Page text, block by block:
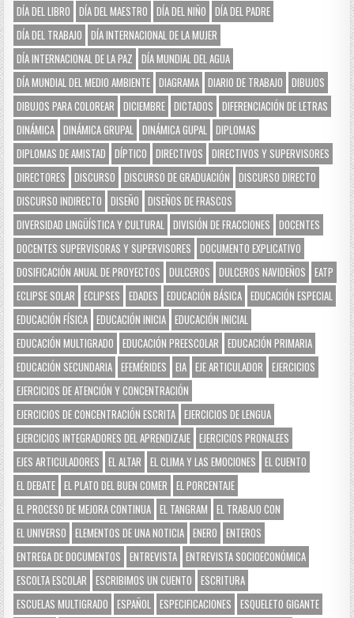
DÍA DEL LIBRO
DÍA DEL MAESTRO DÍA DEL NIÑO
DÍA DEL PADRE
DÍA DEL TRABAJO
DÍA INTERNACIONAL DE LA MUJER
DÍA INTERNACIONAL DE LA PAZ
DÍA MUNDIAL DEL AGUA
DÍA MUNDIAL DEL MEDIO AMBIENTE DIAGRAMA DIARIO DE TRABAJO
DIBUJOS
DIBUJOS PARA COLOREAR
DICIEMBRE DICTADOS
DIFERENCIACIÓN DE LETRAS
DINÁMICA DINÁMICA GRUPAL DINÁMICA GUPAL
DIPLOMAS
DIPLOMAS DE AMISTAD
DÍPTICO DIRECTIVOS
DIRECTIVOS Y SUPERVISORES
DIRECTORES
DISCURSO DISCURSO DE GRADUACIÓN
DISCURSO DIRECTO
DISCURSO INDIRECTO
DISEÑO
DISEÑOS DE FRASCOS
DIVERSIDAD LINGÜÍSTICA Y CULTURAL
DIVISIÓN DE FRACCIONES
DOCENTES
DOCENTES SUPERVISORAS Y SUPERVISORES
DOCUMENTO EXPLICATIVO
DOSIFICACIÓN ANUAL DE PROYECTOS
DULCEROS DULCEROS NAVIDEÑOS
EATP
ECLIPSE SOLAR
ECLIPSES EDADES EDUCACIÓN BÁSICA EDUCACIÓN ESPECIAL
EDUCACIÓN FÍSICA EDUCACIÓN INICIA EDUCACIÓN INICIAL
EDUCACIÓN MULTIGRADO
EDUCACIÓN PREESCOLAR
EDUCACIÓN PRIMARIA
EDUCACIÓN SECUNDARIA EFEMÉRIDES EIA EJE ARTICULADOR
EJERCICIOS
EJERCICIOS DE ATENCIÓN Y CONCENTRACIÓN
EJERCICIOS DE CONCENTRACIÓN ESCRITA EJERCICIOS DE LENGUA
EJERCICIOS INTEGRADORES DEL APRENDIZAJE EJERCICIOS PRONALEES
EJES ARTICULADORES
EL ALTAR EL CLIMA Y LAS EMOCIONES
EL CUENTO
EL DEBATE EL PLATO DEL BUEN COMER
EL PORCENTAJE
EL PROCESO DE MEJORA CONTINUA EL TANGRAM
EL TRABAJO CON
EL UNIVERSO
ELEMENTOS DE UNA NOTICIA ENERO
ENTEROS
ENTREGA DE DOCUMENTOS
ENTREVISTA ENTREVISTA SOCIOECONÓMICA
ESCOLTA ESCOLAR
ESCRIBIMOS UN CUENTO
ESCRITURA
ESCUELAS MULTIGRADO
ESPAÑOL ESPECIFICACIONES
ESQUELETO GIGANTE